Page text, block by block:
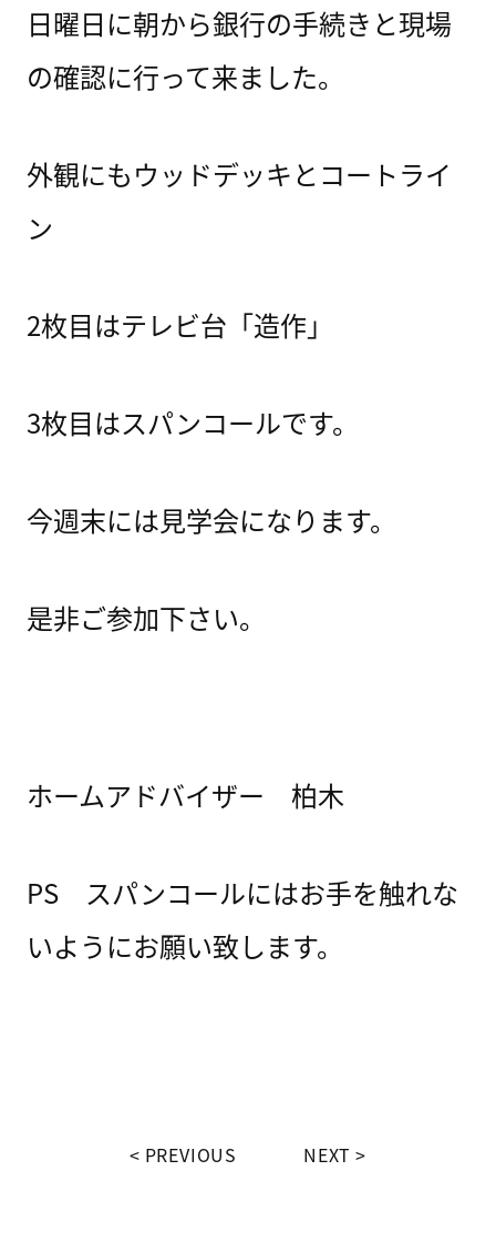
日曜日に朝から銀行の手続きと現場
の確認に行って来ました。
外観にもウッドデッキとコートライ
ン
2枚目はテレビ台「造作」
3枚目はスパンコールです。
今週末には見学会になります。
是非ご参加下さい。
ホームアドバイザー 柏木
PS スパンコールにはお手を触れな
いようにお願い致します。
PREVIOUS NEXT